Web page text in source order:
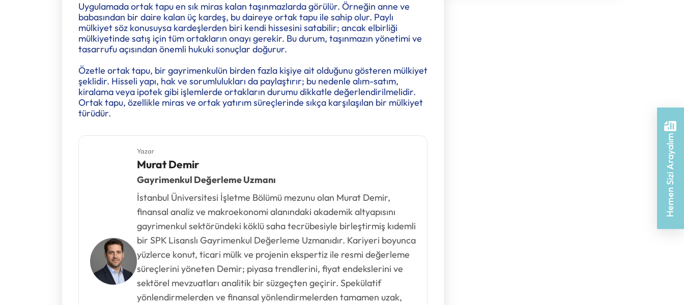
Hemen Sizi Arayalım
Uygulamada ortak tapu en sık miras kalan taşınmazlarda görülür. Örneğin anne ve
babasından bir daire kalan üç kardeş, bu daireye ortak tapu ile sahip olur. Paylı
mülkiyet söz konusuysa kardeşlerden biri kendi hissesini satabilir; ancak elbirliği
mülkiyetinde satış için tüm ortakların onayı gerekir. Bu durum, taşınmazın yönetimi ve
tasarrufu açısından önemli hukuki sonuçlar doğurur.
Özetle ortak tapu, bir gayrimenkulün birden fazla kişiye ait olduğunu gösteren mülkiyet
şeklidir. Hisseli yapı, hak ve sorumlulukları da paylaştırır; bu nedenle alım-satım,
kiralama veya ipotek gibi işlemlerde ortakların durumu dikkatle değerlendirilmelidir.
Ortak tapu, özellikle miras ve ortak yatırım süreçlerinde sıkça karşılaşılan bir mülkiyet
türüdür.
Yazar
Murat Demir
Gayrimenkul Değerleme Uzmanı
İstanbul Üniversitesi İşletme Bölümü mezunu olan Murat Demir,
finansal analiz ve makroekonomi alanındaki akademik altyapısını
gayrimenkul sektöründeki köklü saha tecrübesiyle birleştirmiş kıdemli
bir SPK Lisanslı Gayrimenkul Değerleme Uzmanıdır. Kariyeri boyunca
yüzlerce konut, ticari mülk ve projenin ekspertiz ile resmi değerleme
süreçlerini yöneten Demir; piyasa trendlerini, fiyat endekslerini ve
sektörel mevzuatları analitik bir süzgeçten geçirir. Spekülatif
yönlendirmelerden ve finansal yönlendirmelerden tamamen uzak,